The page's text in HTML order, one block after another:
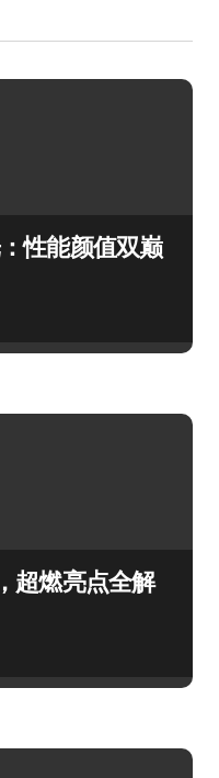
性能颜值双巅
超燃亮点全解